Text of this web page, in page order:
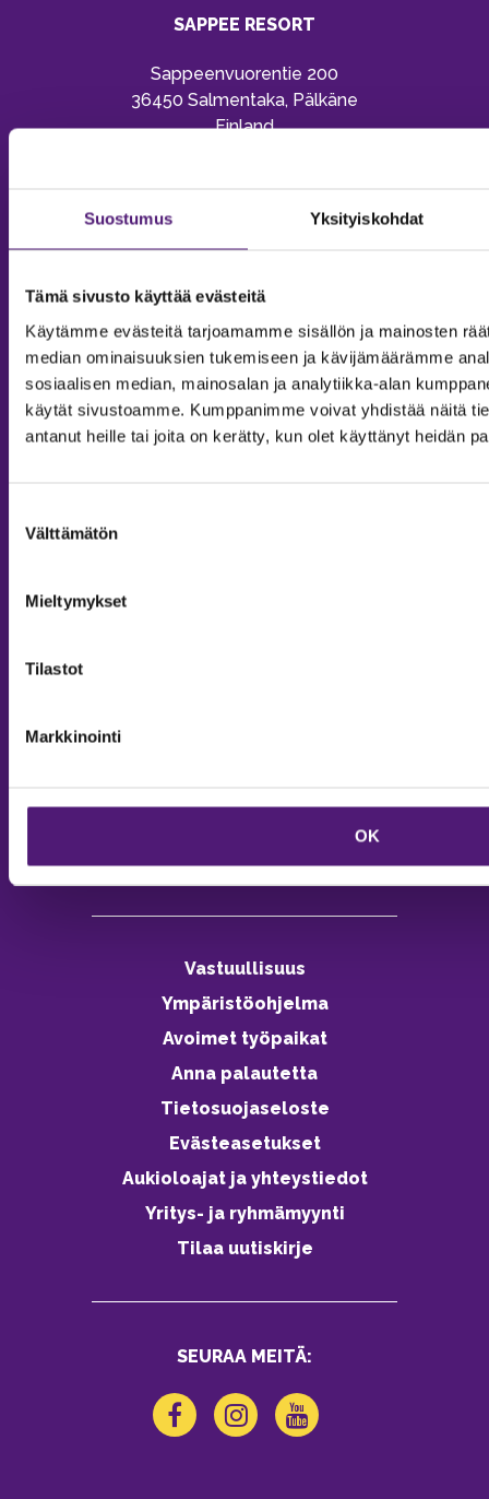
Suostumus Yksityiskohdat
Tämä sivusto käyttää evästeitä
Käytämme evästeitä tarjoamamme sisällön ja mainosten
median ominaisuuksien tukemiseen ja kävijämäärämme
sosiaalisen median, mainosalan ja analytiikka-alan
käytät sivustoamme. Kumppanimme voivat yhdistää näitä
antanut heille tai joita on kerätty, kun olet käyttänyt heidän
valinta
Välttämätön
Mieltymykset
Tilastot
Markkinointi
OK
SAPPEE RESORT
Sappeenvuorentie 200
36450 Salmentaka, Pälkäne
Finland
Puh:
020 755 9970
Vastuullisuus
Ympäristöohjelma
Avoimet työpaikat
Anna palautetta
Tietosuojaseloste
Evästeasetukset
Aukioloajat ja yhteystiedot
Yritys- ja ryhmämyynti
Tilaa uutiskirje
SEURAA MEITÄ: